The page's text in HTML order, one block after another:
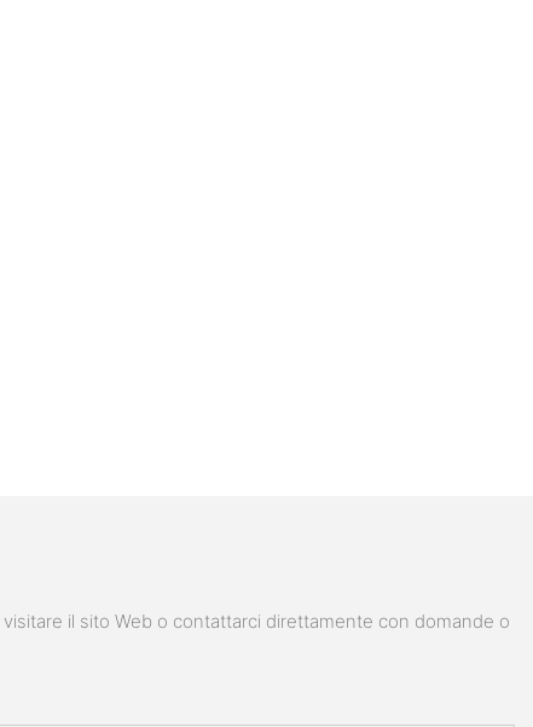
il sito Web o contattarci direttamente con domande o